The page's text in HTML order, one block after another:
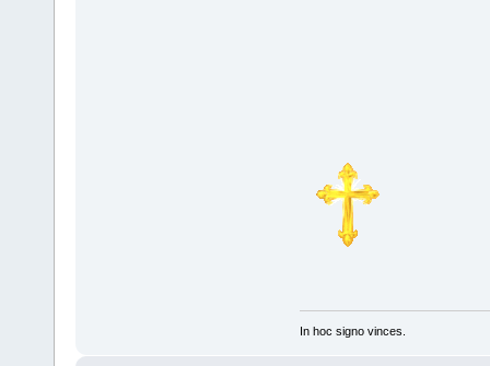
In hoc signo vinces.